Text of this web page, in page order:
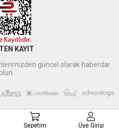
KAYIT
güncel olarak haberdar
olun.
Sepetim Üye Girişi